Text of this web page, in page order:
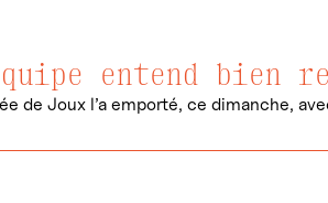
entend bien
de Joux l’a emporté, ce dimanche,